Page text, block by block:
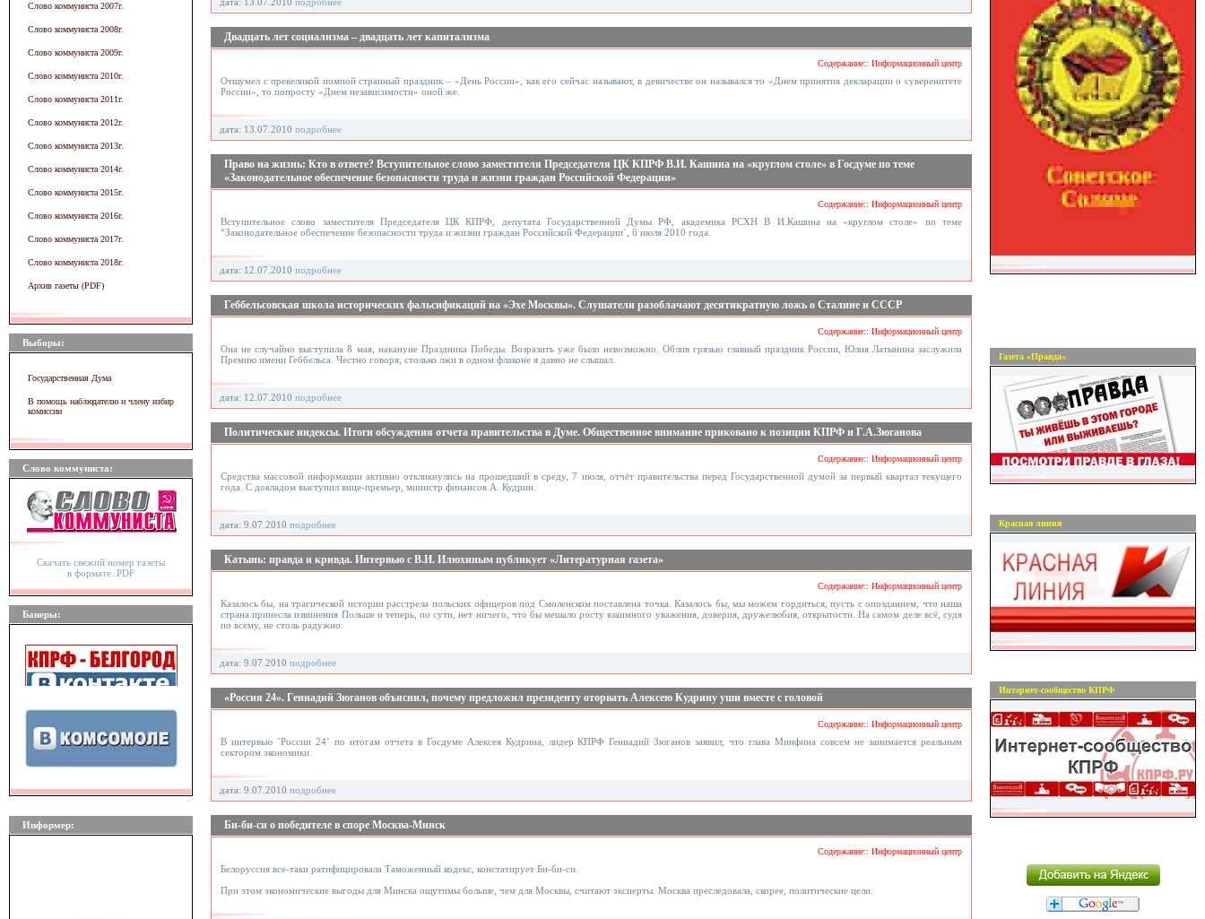
Слово коммуниста 2007г.
Слово коммуниста 2008г.
Слово коммуниста 2009г.
Слово коммуниста 2010г.
Слово коммуниста 2011г.
Слово коммуниста 2012г.
Слово коммуниста 2013г.
Слово коммуниста 2014г.
Слово коммуниста 2015г.
Слово коммуниста 2016г.
Слово коммуниста 2017г.
Слово коммуниста 2018г.
Архив газеты (PDF)
Выборы:
Государственная Дума
В помощь наблюдателю и члену избир
комиссии
Слово коммуниста:
Скачать свежий номер газеты
в формате .PDF
Банеры:
Информер:
Двадцать лет социализма – двадцать лет капитализма
Содержание:: Информационный центр
Отшумел с превеликой помпой странный праздник – «День России», как его сейчас называют, в девичестве он назывался то «Днем принятия декларации о суверенитете
России», то попросту «Днем независимости» оной же.
дата: 13.07.2010 подробнее
Право на жизнь: Кто в ответе? Вступительное слово заместителя Председателя ЦК КПРФ В.И. Кашина на «круглом столе» в Госдуме по теме
«Законодательное обеспечение безопасности труда и жизни граждан Российской Федерации»
Содержание:: Информационный центр
Вступительное слово заместителя Председателя ЦК КПРФ, депутата Государственной Думы РФ, академика РСХН В И.Кашина на «круглом столе» по теме
“Законодательное обеспечение безопасности труда и жизни граждан Российской Федерации`, 6 июля 2010 года.
дата: 12.07.2010 подробнее
Геббельсовская школа исторических фальсификаций на «Эхе Москвы». Слушатели разоблачают десятикратную ложь о Сталине и СССР
Содержание:: Информационный центр
Она не случайно выступила 8 мая, накануне Праздника Победы. Возразить уже было невозможно. Облив грязью главный праздник России, Юлия Латынина заслужила
Премию имени Геббельса. Честно говоря, столько лжи в одном флаконе я давно не слышал.
дата: 12.07.2010 подробнее
Политические индексы. Итоги обсуждения отчета правительства в Думе. Общественное внимание приковано к позиции КПРФ и Г.А.Зюганова
Содержание:: Информационный центр
Средства массовой информации активно откликнулись на прошедший в среду, 7 июля, отчёт правительства перед Государственной думой за первый квартал текущего
года. С докладом выступил вице-премьер, министр финансов А. Кудрин.
дата: 9.07.2010 подробнее
Катынь: правда и кривда. Интервью с В.И. Илюхиным публикует «Литературная газета»
Содержание:: Информационный центр
Казалось бы, на трагической истории расстрела польских офицеров под Смоленском поставлена точка. Казалось бы, мы можем гордиться, пусть с опозданием, что наша
страна принесла извинения Польше и теперь, по сути, нет ничего, что бы мешало росту взаимного уважения, доверия, дружелюбия, открытости. На самом деле всё, судя
по всему, не столь радужно.
дата: 9.07.2010 подробнее
«Россия 24». Геннадий Зюганов объяснил, почему предложил президенту оторвать Алексею Кудрину уши вместе с головой
Содержание:: Информационный центр
В интервью `России 24` по итогам отчета в Госдуме Алексея Кудрина, лидер КПРФ Геннадий Зюганов заявил, что глава Минфина совсем не занимается реальным
сектором экономики.
дата: 9.07.2010 подробнее
Би-би-си о победителе в споре Москва-Минск
Содержание:: Информационный центр
Белоруссия все-таки ратифицировала Таможенный кодекс, констатирует Би-би-си.
При этом экономические выгоды для Минска ощутимы больше, чем для Москвы, считают эксперты. Москва преследовала, скорее, политические цели.
Газета «Правда»
Красная линия
Интернет-сообщество КПРФ